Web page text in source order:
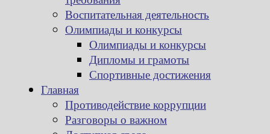
Воспитательная деятельность
Олимпиады и конкурсы
Олимпиады и конкурсы
Дипломы и грамоты
Спортивные достижения
Главная
Противодействие коррупции
Разговоры о важном